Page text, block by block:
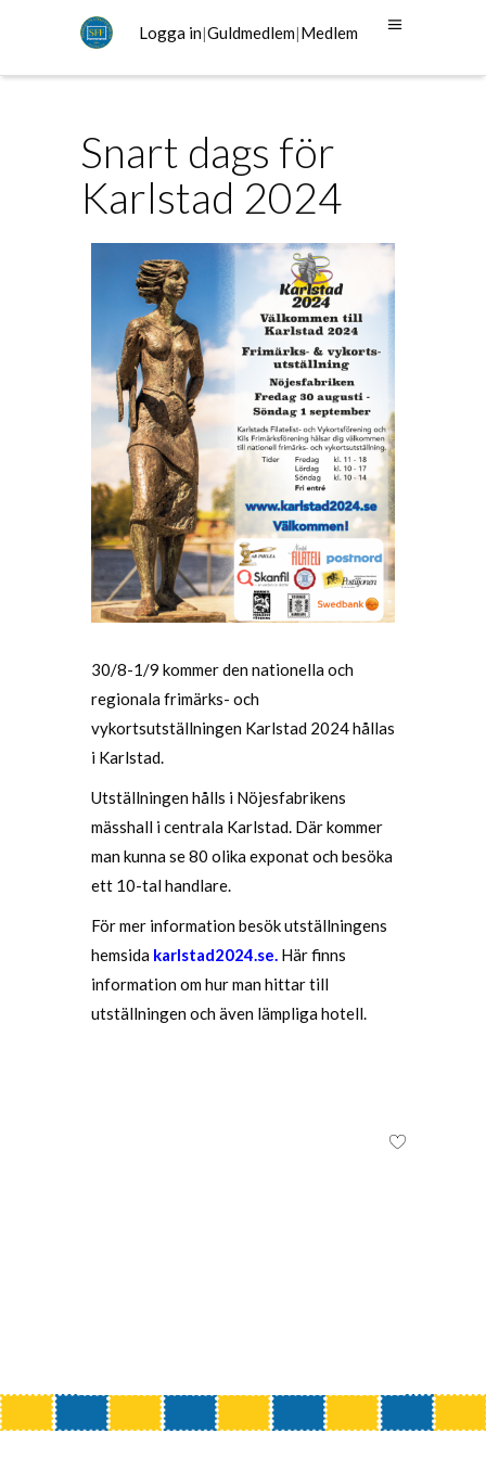
Logga in|Guldmedlem|Medlem
Snart dags för
Karlstad 2024
30/8-1/9 kommer den nationella och
regionala frimärks- och
vykortsutställningen Karlstad 2024 hållas
i Karlstad.
Utställningen hålls i Nöjesfabrikens
mässhall i centrala Karlstad. Där kommer
man kunna se 80 olika exponat och besöka
ett 10-tal handlare.
För mer information besök utställningens
hemsida karlstad2024.se. Här finns
information om hur man hittar till
utställningen och även lämpliga hotell.